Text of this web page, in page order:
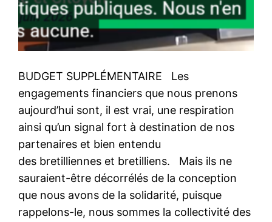
BUDGET SUPPLÉMENTAIRE Les
engagements financiers que nous prenons
aujourd’hui sont, il est vrai, une respiration
ainsi qu’un signal fort à destination de nos
partenaires et bien entendu
des bretilliennes et bretilliens. Mais ils ne
sauraient-être décorrélés de la conception
que nous avons de la solidarité, puisque
rappelons-le, nous sommes la collectivité des